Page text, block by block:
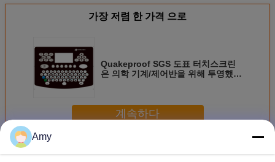
가장 저렴 한 가격 으로
Quakeproof SGS 도표 터치스크린
은 의학 기계/제어반을 위해 투영했습
계속하다
더 많은 것
Amy